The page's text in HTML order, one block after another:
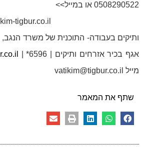
0508290522 או במייל>>
tigbur.co.il
ותיקים בעבודה- התוכנית של משרד הנגב,
אגף בכיר אזרחים ותיקים | 6596* |
מייל vatikim@tigbur.co.il
שתף את המאמר